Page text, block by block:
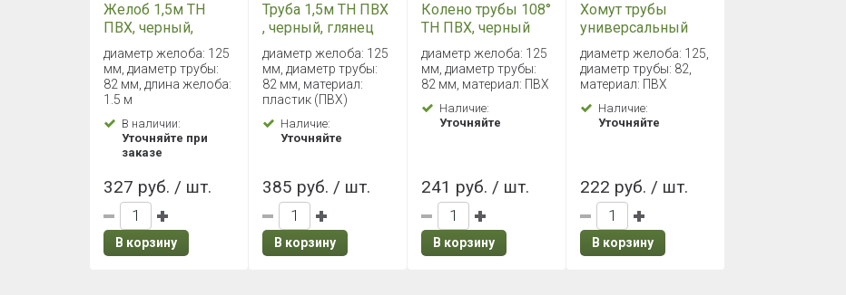
Желоб 1,5м ТН
ПВХ, черный,
диаметр желоба: 125
мм, диаметр трубы:
82 мм, длина желоба:
1.5 м
В наличии:
Уточняйте при
заказе
327 руб. / шт.
В корзину
Труба 1,5м ТН ПВХ
, черный, глянец
диаметр желоба: 125
мм, диаметр трубы:
82 мм, материал:
пластик (ПВХ)
Наличие:
Уточняйте
385 руб. / шт.
В корзину
Колено трубы 108°
ТН ПВХ, черный
диаметр желоба: 125
мм, диаметр трубы:
82 мм, материал: ПВХ
Наличие:
Уточняйте
241 руб. / шт.
В корзину
Хомут трубы
универсальный
L=180мм ТН ПВХ ,
черный
диаметр желоба: 125,
диаметр трубы: 82,
материал: ПВХ
Наличие:
Уточняйте
222 руб. / шт.
В корзину